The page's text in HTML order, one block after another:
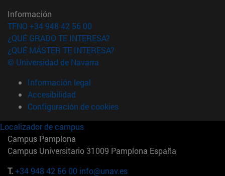
Información
TFNO +34 948 42 56 00
¿QUÉ GRADO TE INTERESA?
¿QUÉ MÁSTER TE INTERESA?
© Universidad de Navarra
Información legal
Accesibilidad
Configuración de cookies
Localizador de campus
Campus Pamplona
Campus Universitario 31009 Pamplona España
T.+34 948 42 56 00 info@unav.es